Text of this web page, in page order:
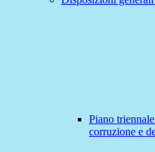
Piano
corruzione e